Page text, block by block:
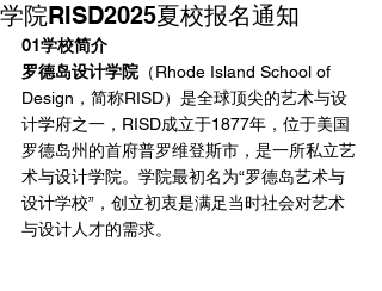
学院RISD2025夏校报名通知
01学校简介
罗德岛设计学院（Rhode Island School of
Design，简称RISD）是全球顶尖的艺术与设
计学府之一，RISD成立于1877年，位于美国
罗德岛州的首府普罗维登斯市，是一所私立艺
术与设计学院。学院最初名为“罗德岛艺术与
设计学校”，创立初衷是满足当时社会对艺术
与设计人才的需求。